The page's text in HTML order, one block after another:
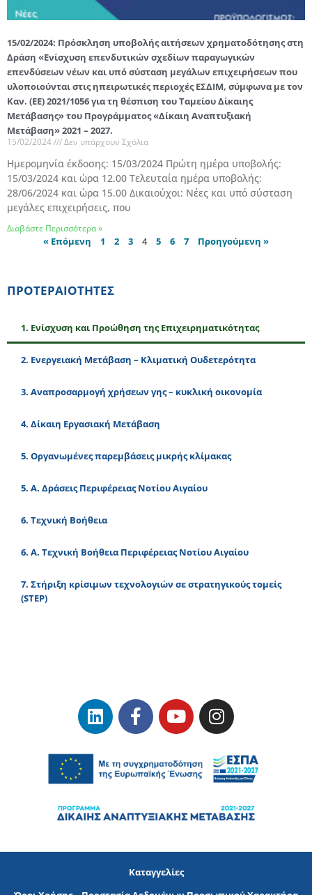
15/02/2024: Πρόσκληση υποβολής αιτήσεων χρηματοδότησης στη
Δράση «Ενίσχυση επενδυτικών σχεδίων παραγωγικών
επενδύσεων νέων και υπό σύσταση μεγάλων επιχειρήσεων που
υλοποιούνται στις ηπειρωτικές περιοχές ΕΣΔΙΜ, σύμφωνα με τον
Καν. (ΕΕ) 2021/1056 για τη θέσπιση του Ταμείου Δίκαιης
Μετάβασης» του Προγράμματος «Δίκαιη Αναπτυξιακή
Μετάβαση» 2021 – 2027.
15/02/2024 Δεν υπάρχουν Σχόλια
Hμερομηνία έκδοσης: 15/03/2024 Πρώτη ημέρα υποβολής:
15/03/2024 και ώρα 12.00 Τελευταία ημέρα υποβολής:
28/06/2024 και ώρα 15.00 Δικαιούχοι: Νέες και υπό σύσταση
μεγάλες επιχειρήσεις, που
Διαβάστε Περισσότερα »
« Επόμενη 1 2 3 4 5 6 7 Προηγούμενη »
ΠΡΟΤΕΡΑΙΟΤΗΤΕΣ
1. Eνίσχυση και Προώθηση της Επιχειρηματικότητας
2. Ενεργειακή Μετάβαση – Κλιματική Ουδετερότητα
3. Αναπροσαρμογή χρήσεων γης – κυκλική οικονομία
4. Δίκαιη Εργασιακή Μετάβαση
5. Οργανωμένες παρεμβάσεις μικρής κλίμακας
5. Α. Δράσεις Περιφέρειας Νοτίου Αιγαίου
6. Τεχνική Βοήθεια
6. Α. Τεχνική Βοήθεια Περιφέρειας Νοτίου Αιγαίου
7. Στήριξη κρίσιμων τεχνολογιών σε στρατηγικούς τομείς
(STEP)
Καταγγελίες